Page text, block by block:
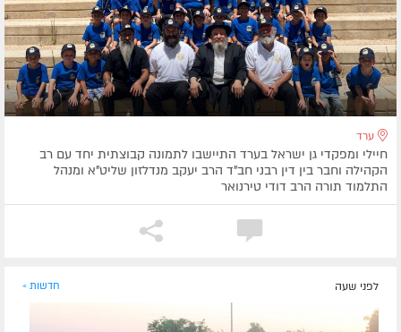
ערד
חיילי ומפקדי גן ישראל בערד התיישבו לתמונה קבוצתית יחד עם רב
הקהילה וחבר בין דין רבני חב"ד הרב יעקב מנדלזון שליט"א ומנהל
התלמוד תורה הרב דודי טירנואר
לפני שעה חדשות »